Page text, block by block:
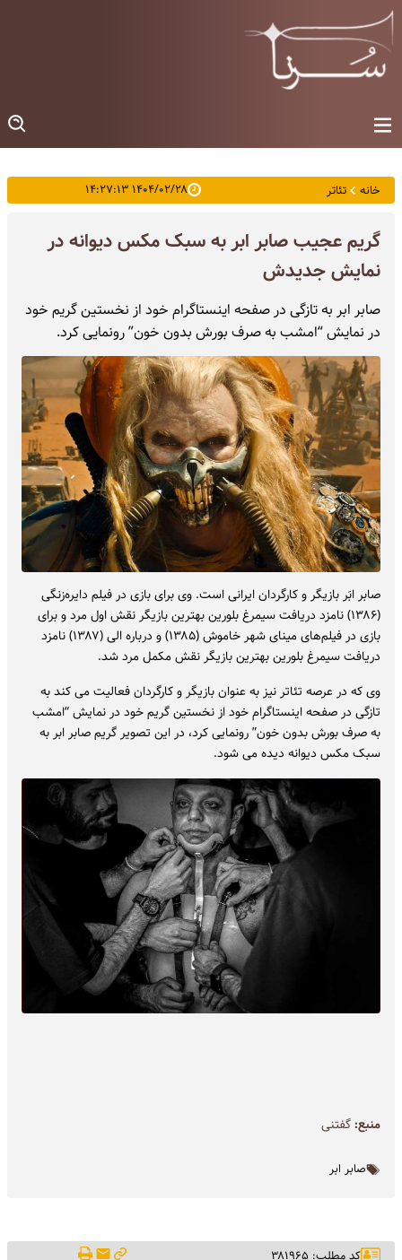
خانه تئاتر ۱۴۰۴/۰۲/۲۸ ۱۴:۲۷:۱۳
گریم عجیب صابر ابر به سبک مکس دیوانه در
نمایش جدیدش
صابر ابر به تازگی در صفحه اینستاگرام خود از نخستین گریم خود
در نمایش “امشب به صرف بورش بدون خون” رونمایی کرد.
صابر ابَر بازیگر و کارگردان ایرانی است. وی برای بازی در فیلم دایره‌زنگی
(۱۳۸۶) نامزد دریافت سیمرغ بلورین بهترین بازیگر نقش اول مرد و برای
بازی در فیلم‌های مینای شهر خاموش (۱۳۸۵) و درباره الی (۱۳۸۷) نامزد
دریافت سیمرغ بلورین بهترین بازیگر نقش مکمل مرد شد.
وی که در عرصه تئاتر نیز به عنوان بازیگر و کارگردان فعالیت می کند به
تازگی در صفحه اینستاگرام خود از نخستین گریم خود در نمایش “امشب
به صرف بورش بدون خون” رونمایی کرد، در این تصویر گریم صابر ابر به
سبک مکس دیوانه دیده می شود.
منبع:گفتنی
صابر ابر
کد مطلب: ۳۸۱۹۶۵